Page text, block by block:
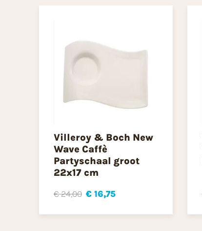
Villeroy & Boch New
Wave Caffè
Partyschaal groot
22x17 cm
€ 24,00 € 16,75